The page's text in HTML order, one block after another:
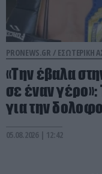
PRONEWS.GR / ΕΣΩΤΕΡΙΚΗ
«Την έβαλα
σε έναν
για την
05.08.2026 | 12:42